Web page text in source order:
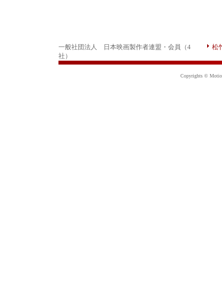
一般社団法人 日本映画製作者連盟・会員（4
社）
松
Copyrights ©